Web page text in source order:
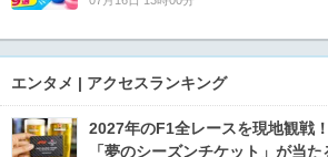
エンタメ | アクセスランキング
2027年のF1全レースを現地観戦
「夢のシーズンチケット」が当た